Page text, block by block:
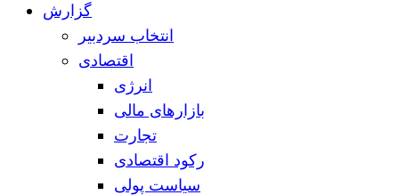
گزارش
انتخاب سردبیر
اقتصادی
انرژی
بازارهای مالی
تجارت
رکود اقتصادی
سیاست پولی